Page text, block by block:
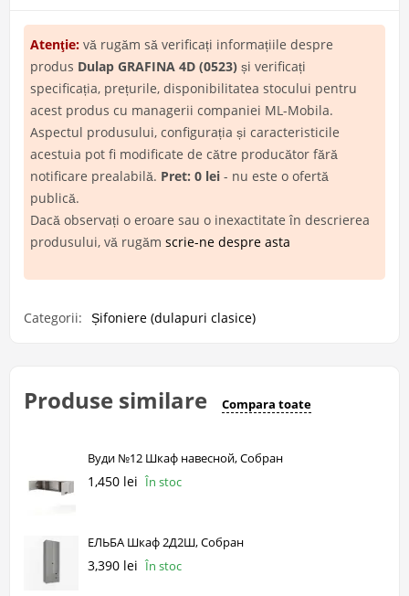
Atenţie: vă rugăm să verificați informațiile despre
produs Dulap GRAFINA 4D (0523) și verificați
specificația, prețurile, disponibilitatea stocului pentru
acest produs cu managerii companiei ML-Mobila.
Aspectul produsului, configurația și caracteristicile
acestuia pot fi modificate de către producător fără
notificare prealabilă. Pret: 0 lei - nu este o ofertă
publică.
Dacă observați o eroare sau o inexactitate în descrierea
produsului, vă rugăm scrie-ne despre asta
Categorii: Șifoniere (dulapuri clasice)
Produse similare Compara toate
Вуди №12 Шкаф навесной, Собран
1,450 lei În stoc
ЕЛЬБА Шкаф 2Д2Ш, Собран
3,390 lei În stoc